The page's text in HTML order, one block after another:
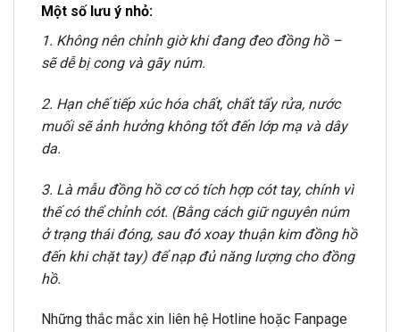
Một số lưu ý nhỏ:
1. Không nên chỉnh giờ khi đang đeo đồng hồ –
sẽ dễ bị cong và gãy núm.
2. Hạn chế tiếp xúc hóa chất, chất tẩy rửa, nước
muối sẽ ảnh hưởng không tốt đến lớp mạ và dây
da.
3. Là mẫu đồng hồ cơ có tích hợp cót tay, chính vì
thế có thể chỉnh cót. (Bằng cách giữ nguyên núm
ở trạng thái đóng, sau đó xoay thuận kim đồng hồ
đến khi chặt tay) để nạp đủ năng lượng cho đồng
hồ.
Những thắc mắc xin liên hệ Hotline hoặc Fanpage